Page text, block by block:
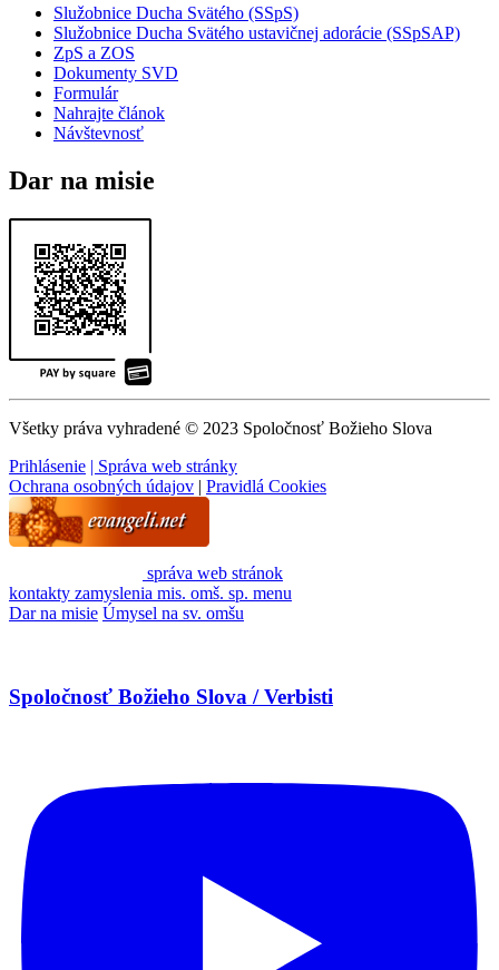
Služobnice Ducha Svätého (SSpS)
Služobnice Ducha Svätého ustavičnej adorácie (SSpSAP)
ZpS a ZOS
Dokumenty SVD
Formulár
Nahrajte článok
Návštevnosť
Dar na misie
Všetky práva vyhradené © 2023 Spoločnosť Božieho Slova
Prihlásenie | Správa web stránky
Ochrana osobných údajov | Pravidlá Cookies
správa web stránok
kontakty zamyslenia mis. omš. sp. menu
Dar na misie Úmysel na sv. omšu
Spoločnosť Božieho Slova / Verbisti